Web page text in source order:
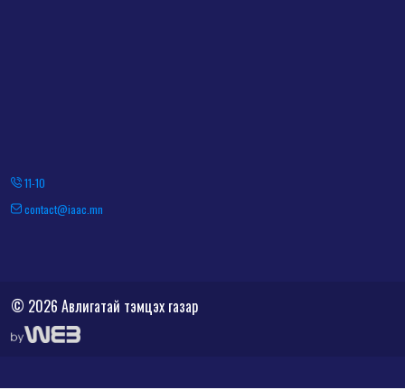
11-10
contact@iaac.mn
© 2026 Авлигатай тэмцэх газар